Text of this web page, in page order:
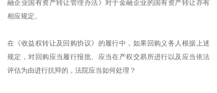
融企业国有资产转让管理办法》对于金融企业的国有资产转让亦有
相应规定。
在《收益权转让及回购协议》的履行中，如果回购义务人根据上述
规定，对回购应当履行报批、应当在产权交易所进行以及应当依法
评估为由进行抗辩的，法院应当如何处理？